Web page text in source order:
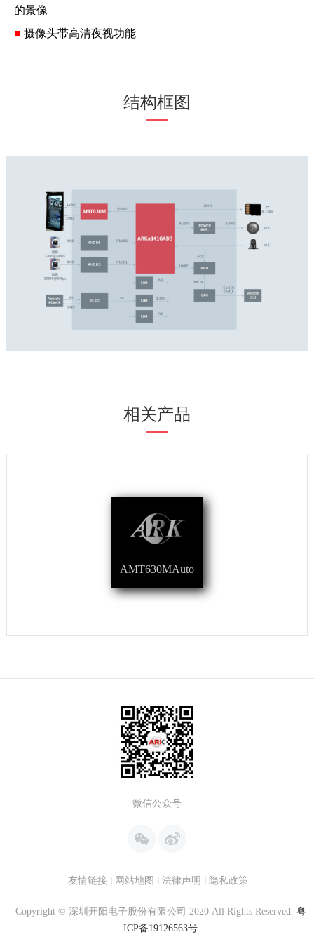
的景像
■ 摄像头带高清夜视功能
结构框图
相关产品
AMT630MAuto
微信公众号
友情链接 网站地图 法律声明 隐私政策
Copyright © 深圳开阳电子股份有限公司 2020 All Rights Reserved. 粤
ICP备19126563号